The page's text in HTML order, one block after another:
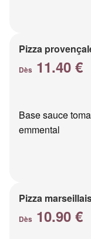
Pizza
Dès 11.40 €
Base sauce
emmental
Pizza
Dès 10.90 €